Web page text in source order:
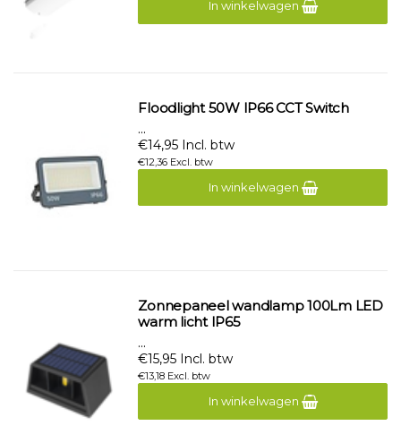
In winkelwagen
Floodlight 50W IP66 CCT Switch
...
€14,95 Incl. btw
€12,36 Excl. btw
In winkelwagen
Zonnepaneel wandlamp 100Lm LED
warm licht IP65
...
€15,95 Incl. btw
€13,18 Excl. btw
In winkelwagen